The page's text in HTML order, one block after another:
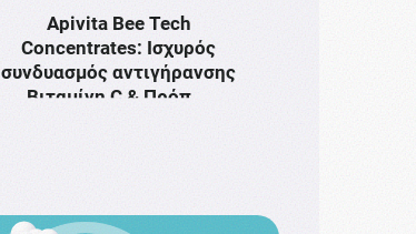
Apivita Bee Tech
Concentrates: Ισχυρός
συνδυασμός αντιγήρανσης
Bιταμίνη C & Πρόπ …